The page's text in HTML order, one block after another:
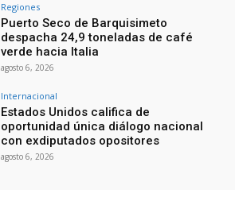
Regiones
Puerto Seco de Barquisimeto
despacha 24,9 toneladas de café
verde hacia Italia
agosto 6, 2026
Internacional
Estados Unidos califica de
oportunidad única diálogo nacional
con exdiputados opositores
agosto 6, 2026